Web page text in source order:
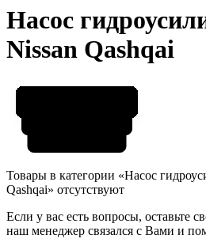
Насос
Nissan Qashqai
Товары в категории «Насос
Qashqai» отсутствуют
Если у вас есть вопросы, оставьте
наш менеджер связался с Вами и